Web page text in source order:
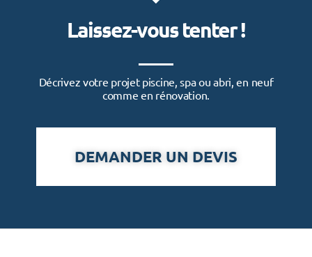
Laissez-vous tenter !
Décrivez votre projet piscine, spa ou abri, en neuf
comme en rénovation.
DEMANDER UN DEVIS